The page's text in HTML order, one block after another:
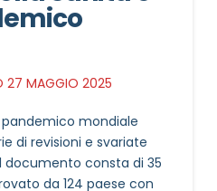
27 MAGGIO 2025
pandemico mondiale
di revisioni e svariate
consta di 35
da 124 paese con